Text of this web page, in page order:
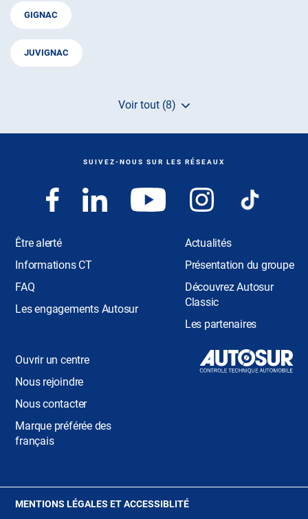
GIGNAC
JUVIGNAC
Voir tout (8)
de
de
de
SUIVEZ-NOUS SUR LES RÉSEAUX
Être alerté
Informations CT
FAQ
Les engagements Autosur
Actualités
Présentation du groupe
Découvrez Autosur
Classic
Les partenaires
Ouvrir un centre
Nous rejoindre
Nous contacter
Marque préférée des
français
MENTIONS LÉGALES ET ACCESSIBLITÉ(OUVRE